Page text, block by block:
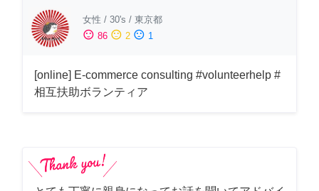
女性 / 30's / 東京都
sentiment_satisfied 86 sentiment_neutral 2 sentiment_dissatisfied 1
[online] E-commerce consulting #volunteerhelp #
相互扶助ボランティア